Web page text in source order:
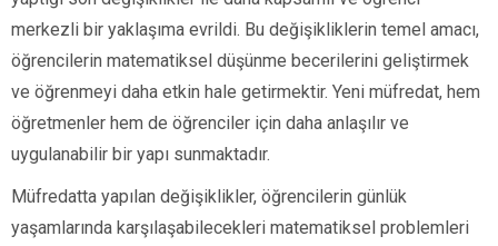
merkezli bir yaklaşıma evrildi. Bu değişikliklerin temel amacı,
öğrencilerin matematiksel düşünme becerilerini geliştirmek
ve öğrenmeyi daha etkin hale getirmektir. Yeni müfredat, hem
öğretmenler hem de öğrenciler için daha anlaşılır ve
uygulanabilir bir yapı sunmaktadır.
Müfredatta yapılan değişiklikler, öğrencilerin günlük
yaşamlarında karşılaşabilecekleri matematiksel problemleri